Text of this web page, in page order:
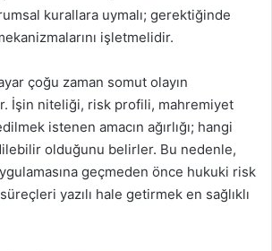
kurallara uymalı; gerektiğinde
işletmelidir.
çoğu zaman somut olayın
İşin niteliği, risk profili, mahremiyet
istenen amacın ağırlığı; hangi
olduğunu belirler. Bu nedenle,
geçmeden önce hukuki risk
yazılı hale getirmek en sağlıklı